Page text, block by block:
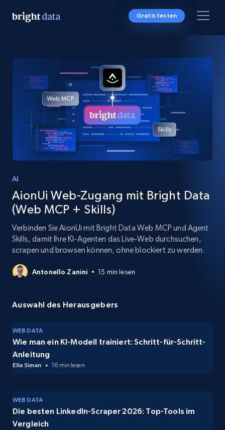
Gratis testen
AI
AionUi Web-Zugang mit Bright Data
(Web MCP + Skills)
Verbinden Sie AionUi mit Bright Data Web MCP und Agent
Skills, damit Ihre KI-Agenten das Live-Web durchsuchen,
scrapen und browsen können, ohne blockiert zu werden.
Antonello Zanini 15 min lesen
Auswahl des Herausgebers
WEB DATA
Wie man ein KI-Modell trainiert: Schritt-für-Schritt-
Anleitung
Ella Siman 16 min lesen
WEB DATA
Die besten LinkedIn-Scraper 2026: Top-Tools im
Vergleich